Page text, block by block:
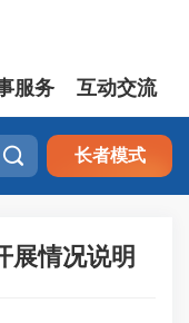
服务 互动交流
 长者模式
展情况说明